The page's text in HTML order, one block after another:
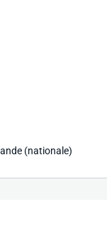
(nationale)